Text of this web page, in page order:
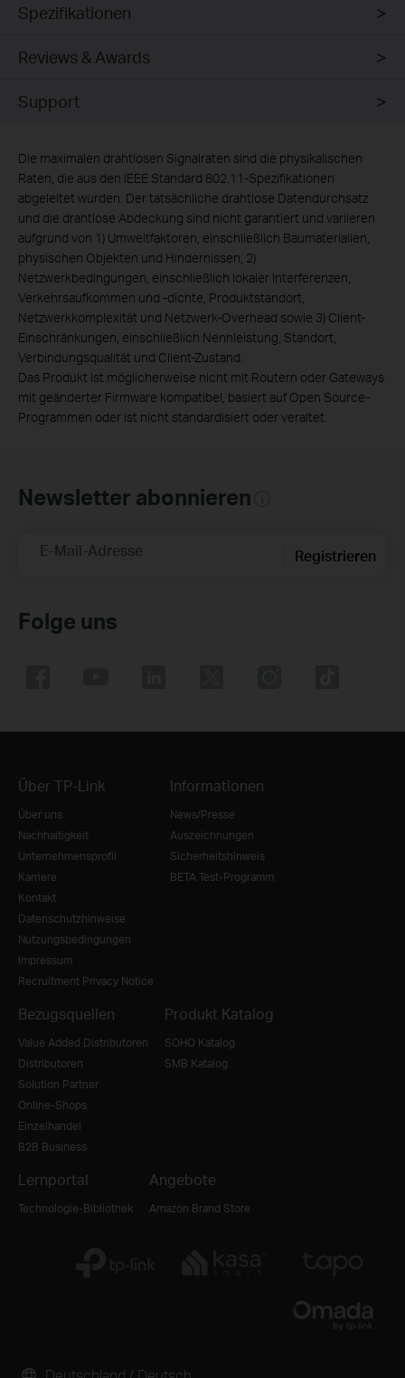
Spezifikationen
Reviews & Awards
Support
Die maximalen drahtlosen Signalraten sind die physikalischen
Raten, die aus den IEEE Standard 802.11-Spezifikationen
abgeleitet wurden. Der tatsächliche drahtlose Datendurchsatz
und die drahtlose Abdeckung sind nicht garantiert und variieren
aufgrund von 1) Umweltfaktoren, einschließlich Baumaterialien,
physischen Objekten und Hindernissen, 2)
Netzwerkbedingungen, einschließlich lokaler Interferenzen,
Verkehrsaufkommen und -dichte, Produktstandort,
Netzwerkkomplexität und Netzwerk-Overhead sowie 3) Client-
Einschränkungen, einschließlich Nennleistung, Standort,
Verbindungsqualität und Client-Zustand.
Das Produkt ist möglicherweise nicht mit Routern oder Gateways
mit geänderter Firmware kompatibel, basiert auf Open Source-
Programmen oder ist nicht standardisiert oder veraltet.
Newsletter abonnieren
E-Mail-Adresse Registrieren
Folge uns
Über TP-Link
Über uns
Nachhaltigkeit
Unternehmensprofil
Karriere
Kontakt
Datenschutzhinweise
Nutzungsbedingungen
Impressum
Recruitment Privacy Notice
Informationen
News/Presse
Auszeichnungen
Sicherheitshinweis
BETA Test-Programm
Bezugsquellen
Value Added Distributoren
Distributoren
Solution Partner
Online-Shops
Einzelhandel
B2B Business
Produkt Katalog
SOHO Katalog
SMB Katalog
Lernportal
Technologie-Bibliothek
Angebote
Amazon Brand Store